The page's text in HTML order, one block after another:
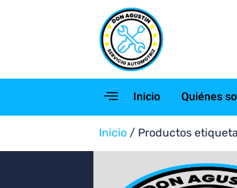
Inicio Quiénes
Inicio / Productos